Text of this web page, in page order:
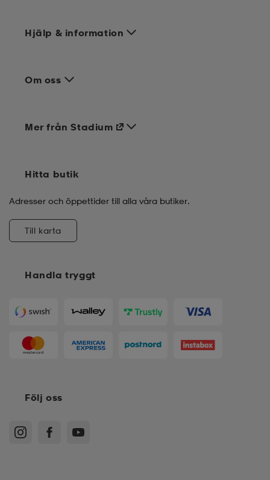
Hjälp & information
Om oss
Handla tryggt
Mer från Stadium
Hitta butik
Adresser och öppettider till alla våra butiker.
Till karta
Följ oss